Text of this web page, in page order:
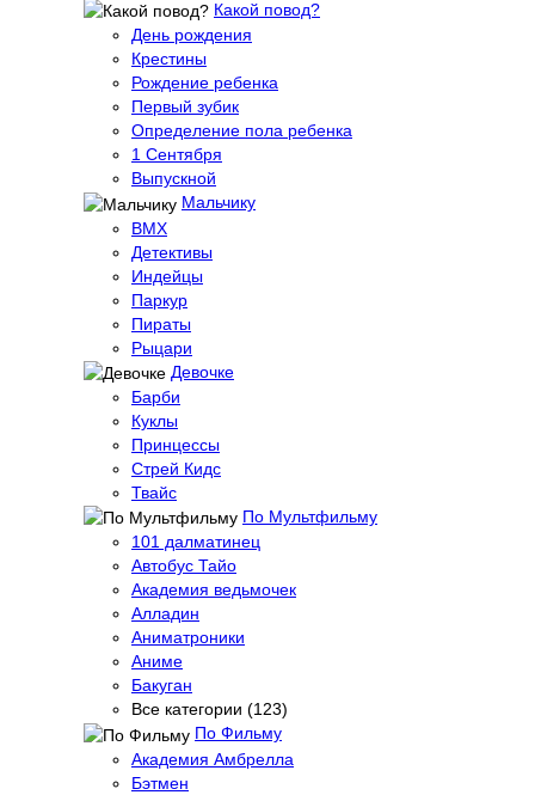
Какой повод?
День рождения
Крестины
Рождение ребенка
Первый зубик
Определение пола ребенка
1 Сентября
Выпускной
Мальчику
BMX
Детективы
Индейцы
Паркур
Пираты
Рыцари
Девочке
Барби
Куклы
Принцессы
Стрей Кидс
Твайс
По Мультфильму
101 далматинец
Автобус Тайо
Академия ведьмочек
Алладин
Аниматроники
Аниме
Бакуган
Все категории (123)
По Фильму
Академия Амбрелла
Бэтмен